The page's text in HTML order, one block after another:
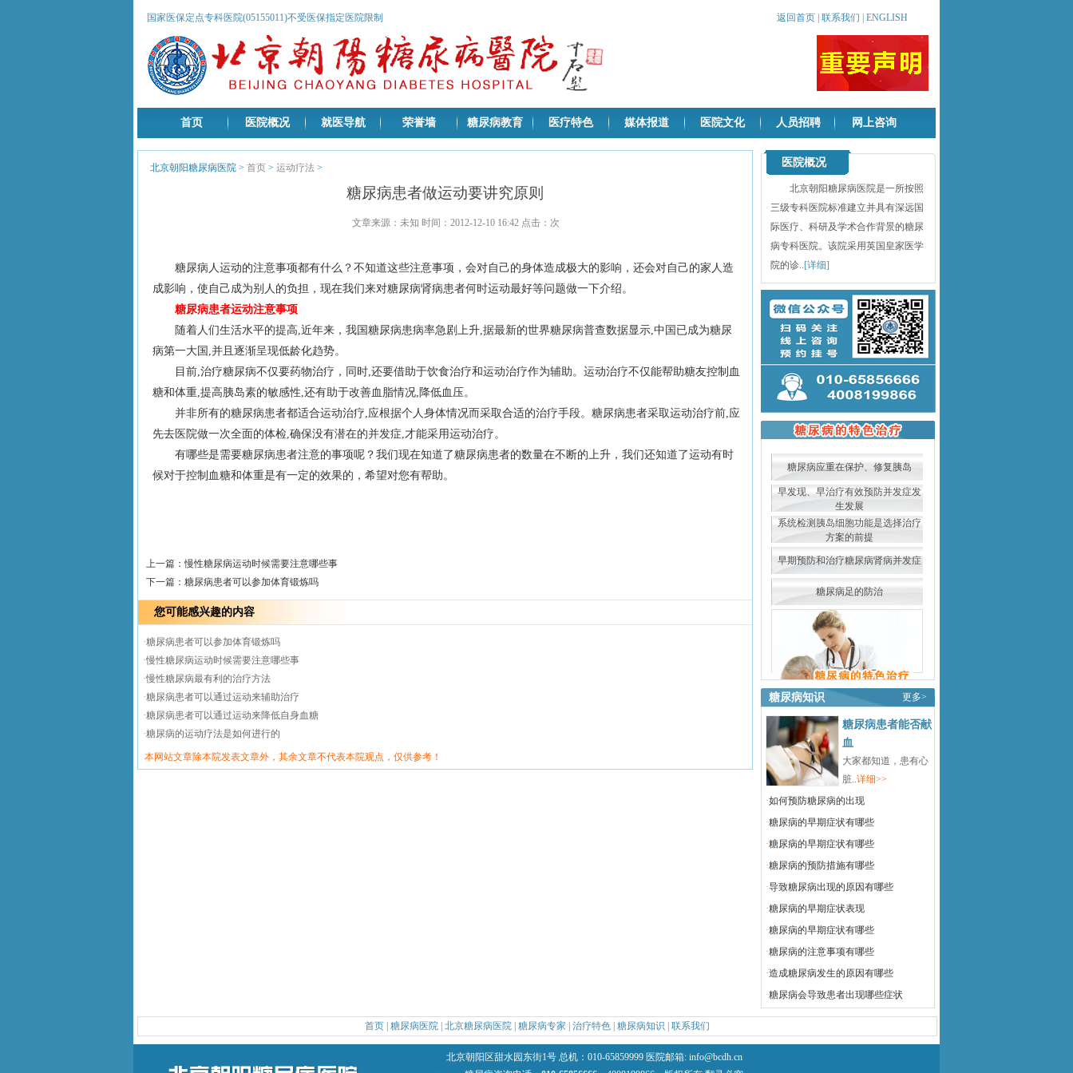
国家医保定点专科医院(05155011)不受医保指定医院限制 返回首页 联系我们 ENGLISH
首页 医院概况 就医导航 荣誉墙 糖尿病教育 医疗特色 媒体报道 医院文化 人员招聘 网上咨询
北京朝阳糖尿病医院 > 首页 > 运动疗法 >
糖尿病患者做运动要讲究原则
文章来源：未知 时间：2012-12-10 16:42 点击： 次
糖尿病人运动的注意事项都有什么？不知道这些注意事项，会对自己的身体造成极大的影响，还会对自己的家人造
成影响，使自己成为别人的负担，现在我们来对糖尿病肾病患者何时运动最好等问题做一下介绍。
糖尿病患者运动注意事项
随着人们生活水平的提高,近年来，我国糖尿病患病率急剧上升,据最新的世界糖尿病普查数据显示,中国已成为糖尿
病第一大国,并且逐渐呈现低龄化趋势。
目前,治疗糖尿病不仅要药物治疗，同时,还要借助于饮食治疗和运动治疗作为辅助。运动治疗不仅能帮助糖友控制血
糖和体重,提高胰岛素的敏感性,还有助于改善血脂情况,降低血压。
并非所有的糖尿病患者都适合运动治疗,应根据个人身体情况而采取合适的治疗手段。糖尿病患者采取运动治疗前,应
先去医院做一次全面的体检,确保没有潜在的并发症,才能采用运动治疗。
有哪些是需要糖尿病患者注意的事项呢？我们现在知道了糖尿病患者的数量在不断的上升，我们还知道了运动有时
候对于控制血糖和体重是有一定的效果的，希望对您有帮助。
上一篇：慢性糖尿病运动时候需要注意哪些事
下一篇： 糖尿病患者可以参加体育锻炼吗
您可能感兴趣的内容
·糖尿病患者可以参加体育锻炼吗
·慢性糖尿病运动时候需要注意哪些事
·慢性糖尿病最有利的治疗方法
·糖尿病患者可以通过运动来辅助治疗
·糖尿病患者可以通过运动来降低自身血糖
·糖尿病的运动疗法是如何进行的
本网站文章除本院发表文章外，其余文章不代表本院观点，仅供参考！
医院概况
北京朝阳糖尿病医院是一所按照
三级专科医院标准建立并具有深远国
际医疗、科研及学术合作背景的糖尿
病专科医院。该院采用英国皇家医学
院的诊..[详细]
糖尿病应重在保护、修复胰岛
早发现、早治疗有效预防并发症发
生发展
系统检测胰岛细胞功能是选择治疗
方案的前提
早期预防和治疗糖尿病肾病并发症
糖尿病足的防治
糖尿病知识 更多>
糖尿病患者能否献
血
大家都知道，患有心
脏..详细>>
·如何预防糖尿病的出现
·糖尿病的早期症状有哪些
·糖尿病的早期症状有哪些
·糖尿病的预防措施有哪些
·导致糖尿病出现的原因有哪些
·糖尿病的早期症状表现
·糖尿病的早期症状有哪些
·糖尿病的注意事项有哪些
·造成糖尿病发生的原因有哪些
·糖尿病会导致患者出现哪些症状
首页 糖尿病医院 北京糖尿病医院 糖尿病专家 治疗特色 糖尿病知识 联系我们
北京朝阳区甜水园东街1号 总机：010-65859999 医院邮箱: info@bcdh.cn